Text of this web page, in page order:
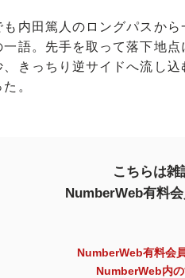
内田篤人のロングパスから
一語。先手を取って落下地
、きっちり逆サイドへ流し
。
こちらは雑
NumberWeb有料
NumberWeb有料会
NumberWeb内の